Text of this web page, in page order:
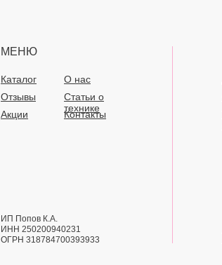
МЕНЮ
Каталог О нас
Статьи о
технике
Отзывы
Акции
Контакты
ИП Попов К.А.
ИНН 250200940231
ОГРН 318784700393933